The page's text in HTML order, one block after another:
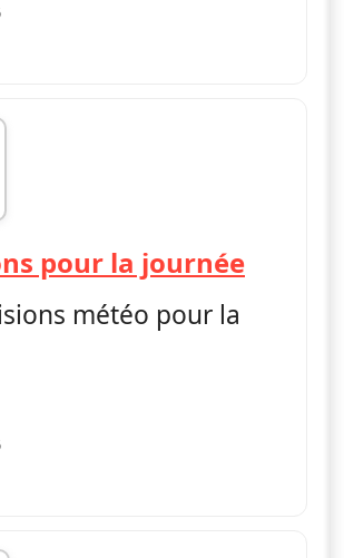
pour la journée—
météo pour la